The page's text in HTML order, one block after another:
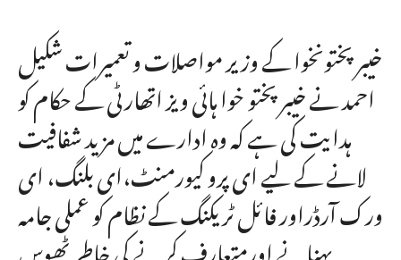
خیبر پختونخوا کے وزیر مواصلات و تعمیرات شکیل
احمد نے خیبر پختو خوا ہائی ویز اتھارٹی کے حکام کو
ہدایت کی ہے کہ وہ ادارے میں مزید شفافیت
لانے کے لیے ای پرو کیورمنٹ،ای بلنگ، ای
ورک آرڈراور فائل ٹریکنگ کے نظام کو عملی جامہ
پہنانے اورمتعارف کرنے کی خاطر ٹھوس